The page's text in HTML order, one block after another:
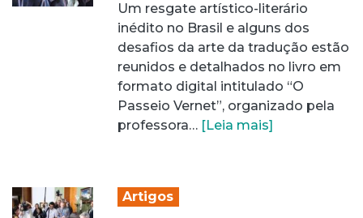
Um resgate artístico-literário
inédito no Brasil e alguns dos
desafios da arte da tradução estão
reunidos e detalhados no livro em
formato digital intitulado “O
Passeio Vernet”, organizado pela
professora… [Leia mais]
Artigos